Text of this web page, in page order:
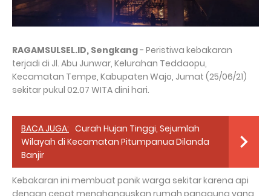
RAGAMSULSEL.ID, Sengkang- Peristiwa kebakaran
terjadi di Jl. Abu Junwar, Kelurahan Teddaopu,
Kecamatan Tempe, Kabupaten Wajo, Jumat (25/06/21)
sekitar pukul 02.07 WITA dini hari.
BACA JUGA: Curah Hujan Tinggi, Sejumlah
Wilayah di Kecamatan Pitumpanua Dilanda
Banjir
Kebakaran ini membuat panik warga sekitar karena api